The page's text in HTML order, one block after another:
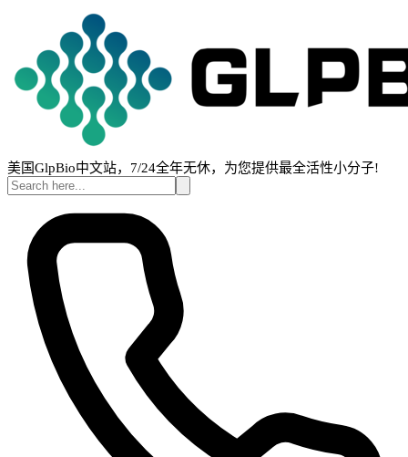
美国GlpBio中文站，7/24全年无休，为您提供最全活性小分子!